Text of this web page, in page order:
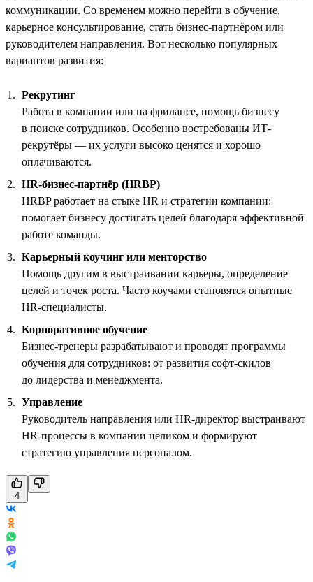
коммуникации. Со временем можно перейти в обучение,
карьерное консультирование, стать бизнес-партнёром или
руководителем направления. Вот несколько популярных
вариантов развития:
Рекрутинг
Работа в компании или на фрилансе, помощь бизнесу
в поиске сотрудников. Особенно востребованы ИТ-
рекрутёры — их услуги высоко ценятся и хорошо
оплачиваются.
HR-бизнес-партнёр (HRBP)
HRBP работает на стыке HR и стратегии компании:
помогает бизнесу достигать целей благодаря эффективной
работе команды.
Карьерный коучинг или менторство
Помощь другим в выстраивании карьеры, определение
целей и точек роста. Часто коучами становятся опытные
HR-специалисты.
Корпоративное обучение
Бизнес-тренеры разрабатывают и проводят программы
обучения для сотрудников: от развития софт-скилов
до лидерства и менеджмента.
Управление
Руководитель направления или HR-директор выстраивают
HR-процессы в компании целиком и формируют
стратегию управления персоналом.
4